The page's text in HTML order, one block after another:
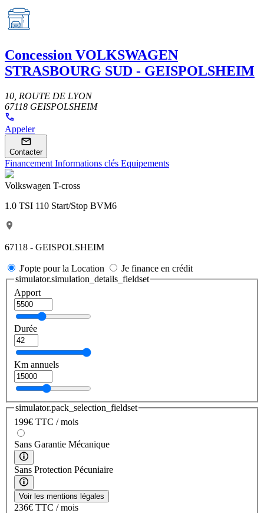
Concession VOLKSWAGEN
STRASBOURG SUD - GEISPOLSHEIM
10, ROUTE DE LYON
67118 GEISPOLSHEIM
Appeler
Contacter
Financement Informations clés Equipements
Volkswagen T-cross
1.0 TSI 110 Start/Stop BVM6
67118 - GEISPOLSHEIM
J'opte pour la Location
Je finance en crédit
simulator.simulation_details_fieldset
Apport
Durée
Km annuels
simulator.pack_selection_fieldset
199€ TTC / mois
Sans Garantie Mécanique
Sans Protection Pécuniaire
Voir les mentions légales
236€ TTC / mois